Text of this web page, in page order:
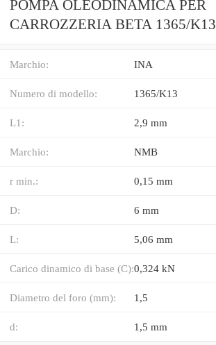
POMPA OLEODINAMICA PER
CARROZZERIA BETA 1365/K13
Marchio: INA
Numero di modello: 1365/K13
L1: 2,9 mm
Marchio: NMB
r min.: 0,15 mm
D: 6 mm
L: 5,06 mm
Carico dinamico di base (C):0,324 kN
Diametro del foro (mm): 1,5
d: 1,5 mm